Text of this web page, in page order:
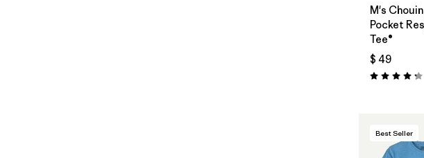
M's
Pocket
Tee®
$ 49
Valoración:
Best Seller